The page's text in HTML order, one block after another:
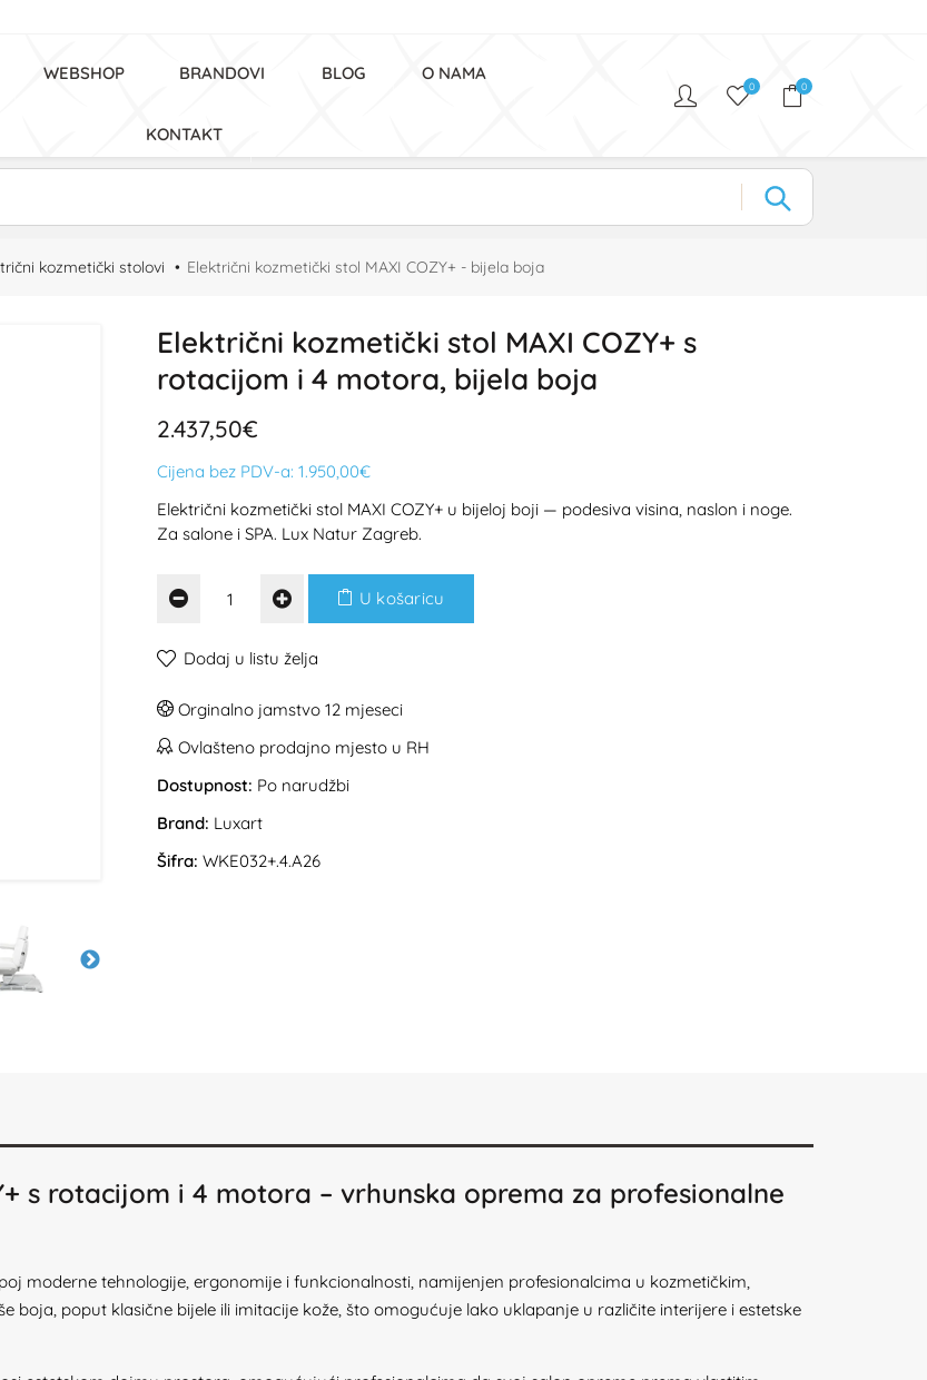
WEBSHOP BRANDOVI BLOG O NAMA
KONTAKT
0 0
kozmetički stolovi Električni kozmetički stol MAXI COZY+ - bijela boja
Električni kozmetički stol MAXI COZY+ s
rotacijom i 4 motora, bijela boja
2.437,50€
Cijena bez PDV-a: 1.950,00€
Električni kozmetički stol MAXI COZY+ u bijeloj boji — podesiva visina, naslon i noge.
Za salone i SPA. Lux Natur Zagreb.
U košaricu
Dodaj u listu želja
Orginalno jamstvo 12 mjeseci
Ovlašteno prodajno mjesto u RH
Dostupnost: Po narudžbi
Brand: Luxart
Šifra: WKE032+.4.A26
s rotacijom i 4 motora – vrhunska oprema za profesionalne
moderne tehnologije, ergonomije i funkcionalnosti, namijenjen profesionalcima u kozmetičkim,
boja, poput klasične bijele ili imitacije kože, što omogućuje lako uklapanje u različite interijere i estetske